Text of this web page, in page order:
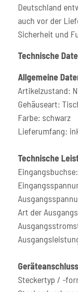
Deutschland
auch vor der
Sicherheit und
Technische
Allgemeine
Artikelzustand:
Gehäuseart:
Farbe: schwarz
Lieferumfang:
Technische
Art der
Steckertyp / -